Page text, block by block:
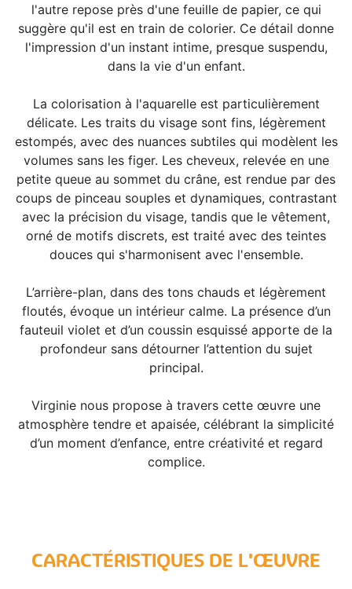
l'autre repose près d'une feuille de papier, ce qui
suggère qu'il est en train de colorier. Ce détail donne
l'impression d'un instant intime, presque suspendu,
dans la vie d'un enfant.
La colorisation à l'aquarelle est particulièrement
délicate. Les traits du visage sont fins, légèrement
estompés, avec des nuances subtiles qui modèlent les
volumes sans les figer. Les cheveux, relevée en une
petite queue au sommet du crâne, est rendue par des
coups de pinceau souples et dynamiques, contrastant
avec la précision du visage, tandis que le vêtement,
orné de motifs discrets, est traité avec des teintes
douces qui s'harmonisent avec l'ensemble.
L’arrière-plan, dans des tons chauds et légèrement
floutés, évoque un intérieur calme. La présence d’un
fauteuil violet et d’un coussin esquissé apporte de la
profondeur sans détourner l’attention du sujet
principal.
Virginie nous propose à travers cette œuvre une
atmosphère tendre et apaisée, célébrant la simplicité
d’un moment d’enfance, entre créativité et regard
complice.
CARACTÉRISTIQUES DE L'ŒUVRE